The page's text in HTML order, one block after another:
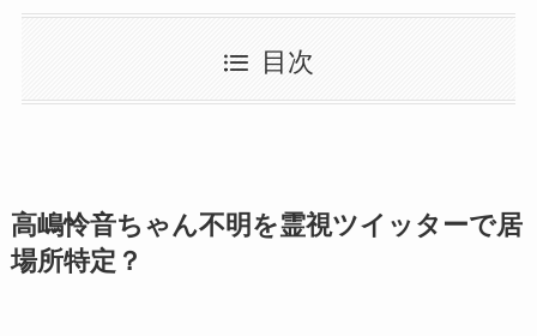
目次
高嶋怜音ちゃん不明を霊視ツイッターで居
場所特定？